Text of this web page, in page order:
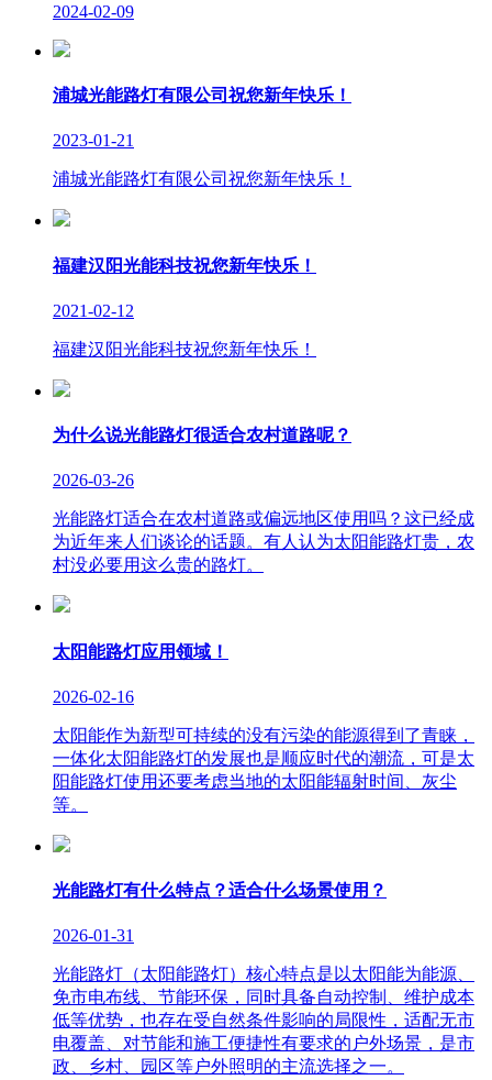
2024-02-09
浦城光能路灯有限公司祝您新年快乐！
2023-01-21
浦城光能路灯有限公司祝您新年快乐！
福建汉阳光能科技祝您新年快乐！
2021-02-12
福建汉阳光能科技祝您新年快乐！
为什么说光能路灯很适合农村道路呢？
2026-03-26
光能路灯适合在农村道路或偏远地区使用吗？这已经成
为近年来人们谈论的话题。有人认为太阳能路灯贵，农
村没必要用这么贵的路灯。
太阳能路灯应用领域！
2026-02-16
太阳能作为新型可持续的没有污染的能源得到了青睐，
一体化太阳能路灯的发展也是顺应时代的潮流，可是太
阳能路灯使用还要考虑当地的太阳能辐射时间、灰尘
等。
光能路灯有什么特点？适合什么场景使用？
2026-01-31
光能路灯（太阳能路灯）核心特点是以太阳能为能源、
免市电布线、节能环保，同时具备自动控制、维护成本
低等优势，也存在受自然条件影响的局限性，适配无市
电覆盖、对节能和施工便捷性有要求的户外场景，是市
政、乡村、园区等户外照明的主流选择之一。